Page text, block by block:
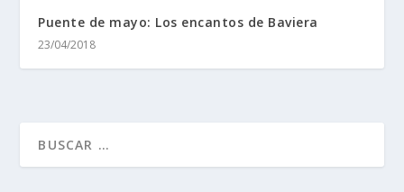
Puente de mayo: Los encantos de Baviera
23/04/2018